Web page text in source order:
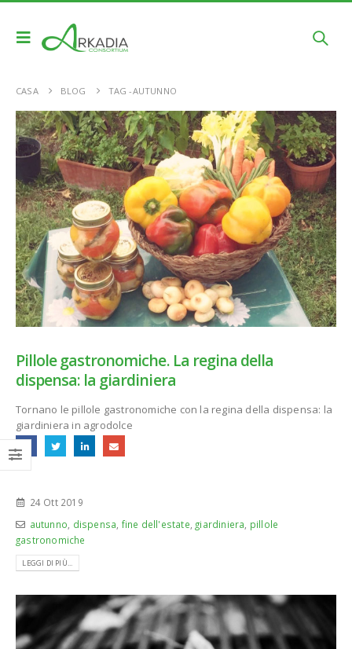
CASA BLOG TAG -AUTUNNO
Pillole gastronomiche. La regina della
dispensa: la giardiniera
Tornano le pillole gastronomiche con la regina della dispensa: la
giardiniera in agrodolce
24 Ott 2019
autunno dispensa fine dell'estate giardiniera pillole
gastronomiche
LEGGI DI PIÙ...